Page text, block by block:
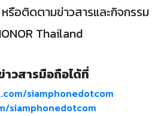
หรือติดตามข่าวสารและกิจกรรม
Thailand
วสารมือถือได้ที่
siamphonedotcom
siamphonedotcom